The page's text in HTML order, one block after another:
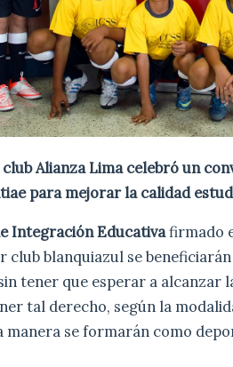
Alianza Lima celebró un
para mejorar la calidad
Integración Educativafirmado
blanquiazul se
tener que esperar a alcanzar
tal derecho, según la
manera se formarán como